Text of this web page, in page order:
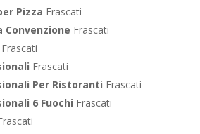
Pizza Frascati
Convenzione Frascati
Frascati
Frascati
Per Ristoranti Frascati
6 Fuochi Frascati